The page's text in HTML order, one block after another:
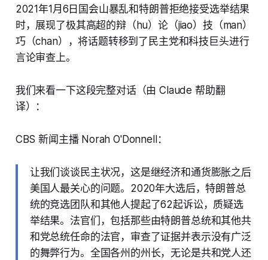
2021年1月6日国会山暴乱和特朗普拒绝接受选举结果
时，展现了极其高超的辩（hu）论（jiao）技（man）
巧（chan），将话题转移到了民主党和科技巨头进行
言论审查上。
我们来看一下这段完整对话（由 Claude 帮助翻
译）：
CBS 新闻主播 Norah O'Donnell：
让我们谈谈民主状况，这是继经济和通货膨胀之后
美国人最关心的问题。2020年大选后，特朗普总
统的竞选团队和其他人提起了62起诉讼，质疑选
举结果。法官们，包括那些由特朗普总统和其他共
和党总统任命的法官，审查了证据并表示没有广泛
的舞弊行为。全国各州的州长，无论是共和党人还